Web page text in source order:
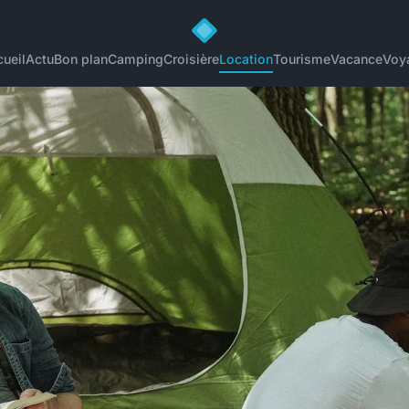
ActuBon planCampingCroisièreLocationTourismeVacance